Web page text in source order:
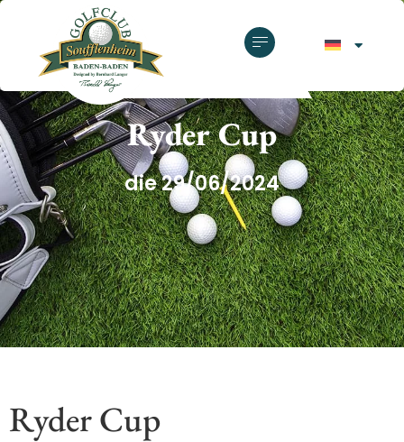
Ryder Cup
die 29/06/2024
Ryder Cup